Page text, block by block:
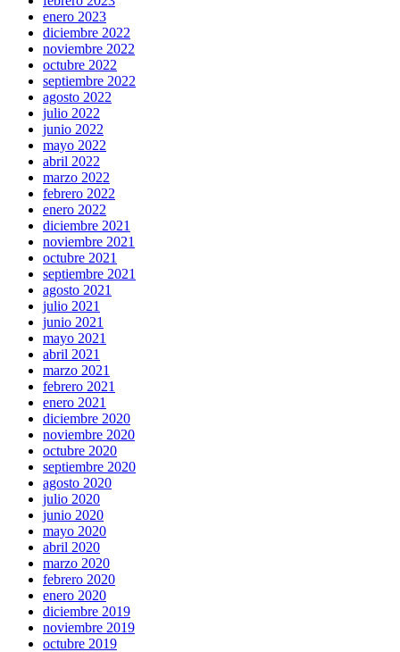
enero 2023
diciembre 2022
noviembre 2022
octubre 2022
septiembre 2022
agosto 2022
julio 2022
junio 2022
mayo 2022
abril 2022
marzo 2022
febrero 2022
enero 2022
diciembre 2021
noviembre 2021
octubre 2021
septiembre 2021
agosto 2021
julio 2021
junio 2021
mayo 2021
abril 2021
marzo 2021
febrero 2021
enero 2021
diciembre 2020
noviembre 2020
octubre 2020
septiembre 2020
agosto 2020
julio 2020
junio 2020
mayo 2020
abril 2020
marzo 2020
febrero 2020
enero 2020
diciembre 2019
noviembre 2019
octubre 2019